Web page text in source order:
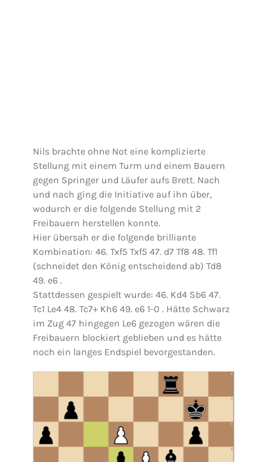
Nils brachte ohne Not eine komplizierte
Stellung mit einem Turm und einem Bauern
gegen Springer und Läufer aufs Brett. Nach
und nach ging die Initiative auf ihn über,
wodurch er die folgende Stellung mit 2
Freibauern herstellen konnte.
Hier übersah er die folgende brilliante
Kombination: 46. Txf5 Txf5 47. d7 Tf8 48. Tf1
(schneidet den König entscheidend ab) Td8
49. e6 .
Stattdessen gespielt wurde: 46. Kd4 Sb6 47.
Tc1 Le4 48. Tc7+ Kh6 49. e6 1-0 . Hätte Schwarz
im Zug 47 hingegen Le6 gezogen wären die
Freibauern blockiert geblieben und es hätte
noch ein langes Endspiel bevorgestanden.